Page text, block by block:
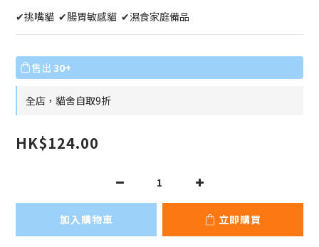
✔挑嘴貓  ✔腸胃敏感貓  ✔濕食家庭備品
售出 30+
全店，貓舍自取9折
HK$124.00
加入購物車 立即購買